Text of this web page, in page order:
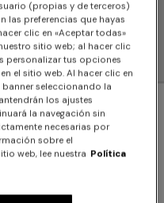
(propias y de terceros)
preferencias que hayas
clic en «Aceptar todas»
sitio web; al hacer clic
personalizar tus opciones
el sitio web. Al hacer clic en
banner seleccionando la
los ajustes
la navegación sin
necesarias por
sobre el
web, lee nuestra Política